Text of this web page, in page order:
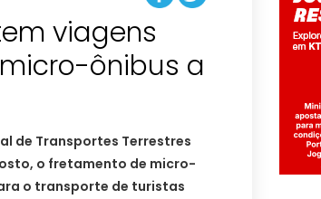
viagens
ônibus a
de Transportes Terrestres
o fretamento de micro-
o transporte de turistas